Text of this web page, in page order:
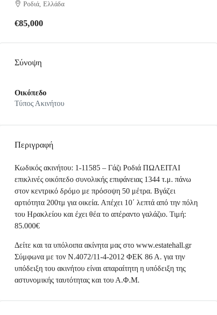
Ροδιά, Ελλάδα
€85,000
Σύνοψη
Οικόπεδο
Τύπος Ακινήτου
Περιγραφή
Κωδικός ακινήτου: 1-11585 – Γάζι Ροδιά ΠΩΛΕΙΤΑΙ
επικλινές οικόπεδο συνολικής επιφάνειας 1344 τ.μ. πάνω
στον κεντρικό δρόμο με πρόσοψη 50 μέτρα. Βγάζει
αρτιότητα 200τμ για οικεία. Απέχει 10΄ λεπτά από την πόλη
του Ηρακλείου και έχει θέα το απέραντο γαλάζιο. Τιμή:
85.000€
Δείτε και τα υπόλοιπα ακίνητα μας στο www.estatehall.gr
Σύμφωνα με τον Ν.4072/11-4-2012 ΦΕΚ 86 Α. για την
υπόδειξη του ακινήτου είναι απαραίτητη η υπόδειξη της
αστυνομικής ταυτότητας και του Α.Φ.Μ.